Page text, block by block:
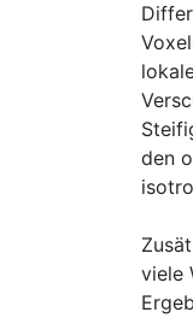
den
viele